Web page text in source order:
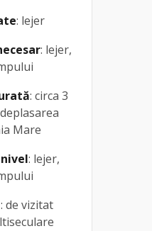
: lejer
: lejer,
: circa 3
Mare
: lejer,
: de vizitat